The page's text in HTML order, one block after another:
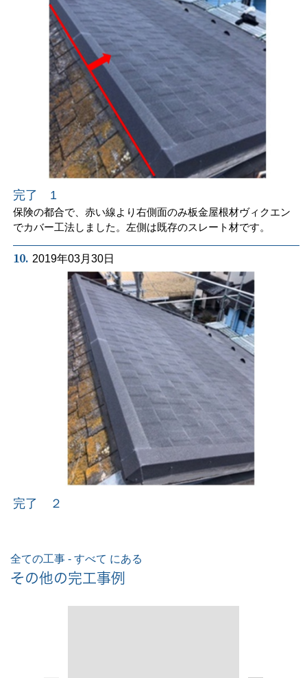
完了 1
保険の都合で、赤い線より右側面のみ板金屋根材ヴィクエン
でカバー工法しました。左側は既存のスレート材です。
10. 2019年03月30日
完了 ２
全ての工事 - すべて にある
その他の完工事例